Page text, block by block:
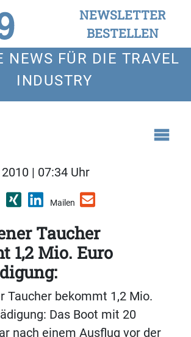
NEWSLETTER
BESTELLEN
NEWS FÜR DIE TRAVEL
INDUSTRY
| 07:34 Uhr
Mailen
Taucher
1,2 Mio. Euro
Taucher bekommt 1,2 Mio.
Das Boot mit 20
nach einem Ausflug vor der